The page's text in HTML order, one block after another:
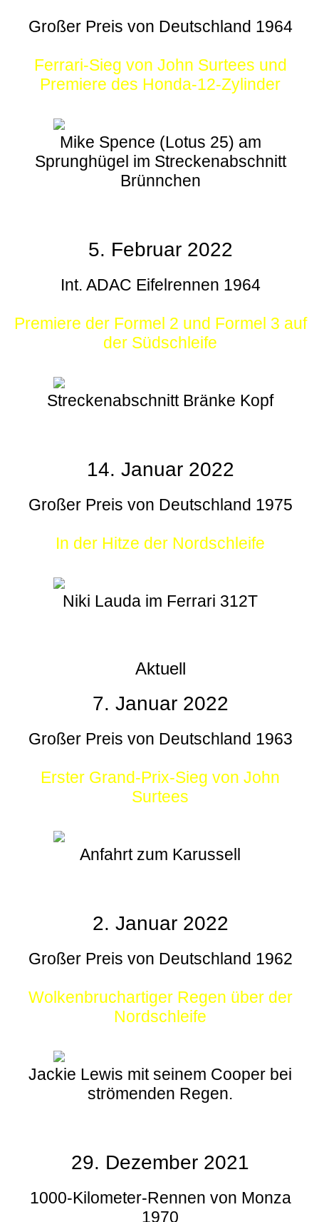
Großer Preis von Deutschland 1964
Ferrari-Sieg von John Surtees und
Premiere des Honda-12-Zylinder
Mike Spence (Lotus 25) am
Sprunghügel im Streckenabschnitt
Brünnchen
5. Februar 2022
Int. ADAC Eifelrennen 1964
Premiere der Formel 2 und Formel 3 auf
der Südschleife
Streckenabschnitt Bränke Kopf
14. Januar 2022
Großer Preis von Deutschland 1975
In der Hitze der Nordschleife
Niki Lauda im Ferrari 312T
Aktuell
7. Januar 2022
Großer Preis von Deutschland 1963
Erster Grand-Prix-Sieg von John
Surtees
Anfahrt zum Karussell
2. Januar 2022
Großer Preis von Deutschland 1962
Wolkenbruchartiger Regen über der
Nordschleife
Jackie Lewis mit seinem Cooper bei
strömenden Regen.
29. Dezember 2021
1000-Kilometer-Rennen von Monza
1970